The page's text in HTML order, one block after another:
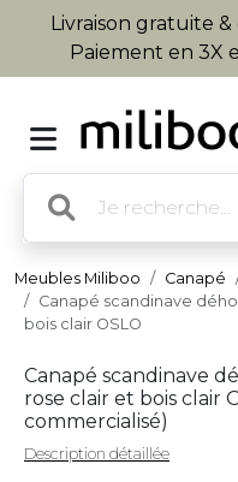
Livraison gratuite
Paiement en 3X
Meubles Miliboo Canapé
Canapé scandinave
bois clair OSLO
Canapé scandinave
rose clair et bois clair
commercialisé)
Description détaillée